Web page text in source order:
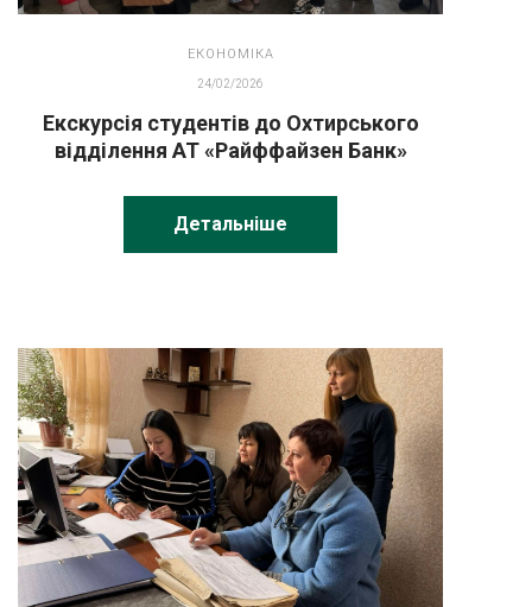
ЕКОНОМІКА
24/02/2026
Екскурсія студентів до Охтирського
відділення АТ «Райффайзен Банк»
Детальніше